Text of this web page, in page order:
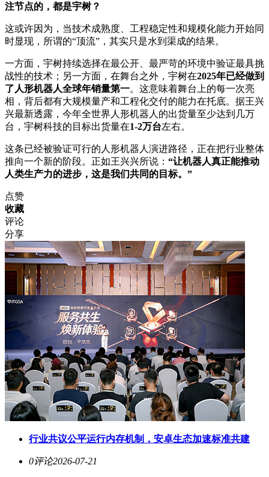
注节点的，都是宇树？
这或许因为，当技术成熟度、工程稳定性和规模化能力开始同
时显现，所谓的“顶流”，其实只是水到渠成的结果。
一方面，宇树持续选择在最公开、最严苛的环境中验证最具挑
战性的技术；另一方面，在舞台之外，宇树在2025年已经做到
了人形机器人全球年销量第一。这意味着舞台上的每一次亮
相，背后都有大规模量产和工程化交付的能力在托底。据王兴
兴最新透露，今年全世界人形机器人的出货量至少达到几万
台，宇树科技的目标出货量在1-2万台左右。
这条已经被验证可行的人形机器人演进路径，正在把行业整体
推向一个新的阶段。正如王兴兴所说： “让机器人真正能推动
人类生产力的进步，这是我们共同的目标。”
点赞
收藏
评论
分享
行业共议公平运行内存机制，安卓生态加速标准共建
0评论2026-07-21